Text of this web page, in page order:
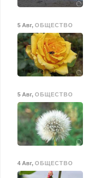
5 Авг, ОБЩЕСТВО
5 Авг, ОБЩЕСТВО
4 Авг, ОБЩЕСТВО